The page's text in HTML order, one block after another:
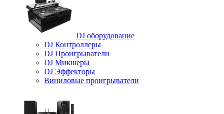
DJ оборудование
DJ Контроллеры
DJ Проигрыватели
DJ Микшеры
DJ Эффекторы
Виниловые проигрыватели